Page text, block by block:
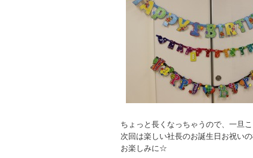
ちょっと長くなっちゃうので、一旦こ
次回は楽しい社長のお誕生日お祝い
お楽しみに☆